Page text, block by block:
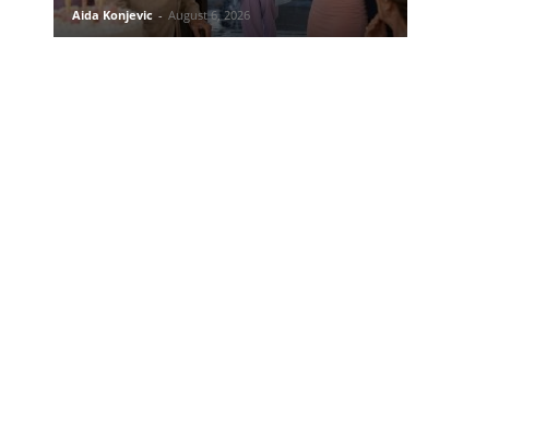
Aida Konjevic - August 6, 2026